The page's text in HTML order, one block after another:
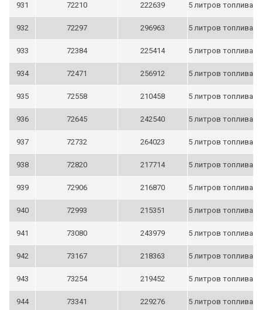
931 72210 222639 5 литров топлива
932 72297 296963 5 литров топлива
933 72384 225414 5 литров топлива
934 72471 256912 5 литров топлива
935 72558 210458 5 литров топлива
936 72645 242540 5 литров топлива
937 72732 264023 5 литров топлива
938 72820 217714 5 литров топлива
939 72906 216870 5 литров топлива
940 72993 215351 5 литров топлива
941 73080 243979 5 литров топлива
942 73167 218363 5 литров топлива
943 73254 219452 5 литров топлива
944 73341 229276 5 литров топлива